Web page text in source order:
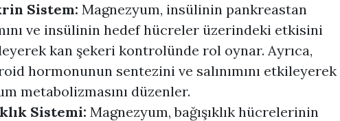
Sistem: Magnezyum, insülinin pankreastan
ve insülinin hedef hücreler üzerindeki etkisini
kan şekeri kontrolünde rol oynar. Ayrıca,
hormonunun sentezini ve salınımını etkileyerek
metabolizmasını düzenler.
Sistemi: Magnezyum, bağışıklık hücrelerinin